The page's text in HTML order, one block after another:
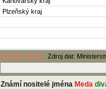
Plzeňský kraj
Verze pro tisk Zdroj dat:
Známí nositelé jména Meda